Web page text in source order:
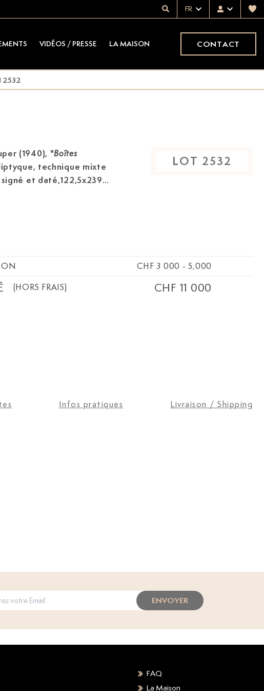
FR
VIDÉOS / PRESSE LA MAISON CONTACT
2532
(1940), "Boîtes
technique mixte
et daté,122,5x239
LOT 2532
CHF 3 000 - 5,000
(HORS FRAIS) CHF 11 000
Infos pratiques Livraison / Shipping
ENVOYER
FAQ
La Maison